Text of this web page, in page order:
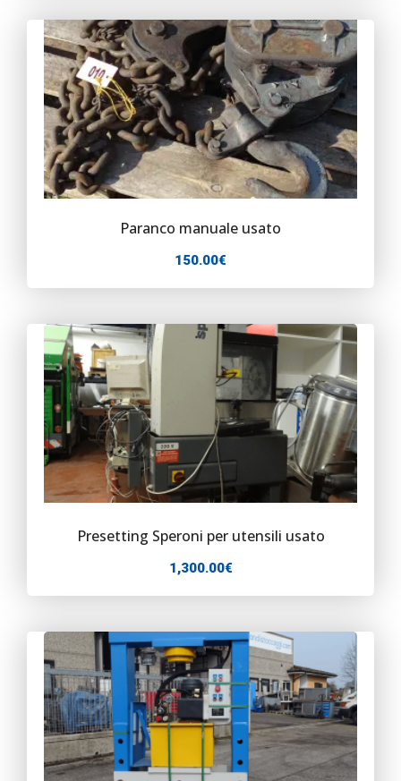
Paranco manuale usato
150.00€
Presetting Speroni per utensili usato
1,300.00€